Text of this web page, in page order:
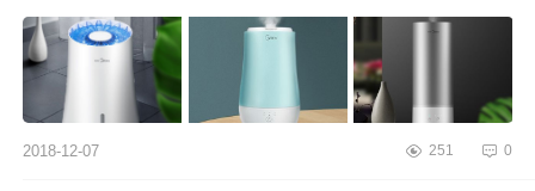
多，而且每款都有...
2018-12-07 251 0